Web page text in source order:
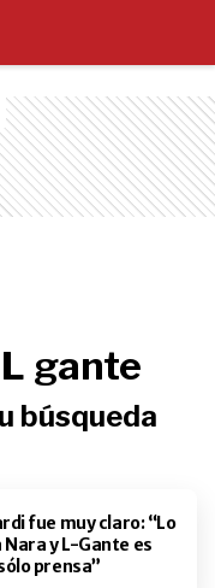
gante
búsqueda
fue muy claro: “Lo
Nara y L-Gante es
prensa”